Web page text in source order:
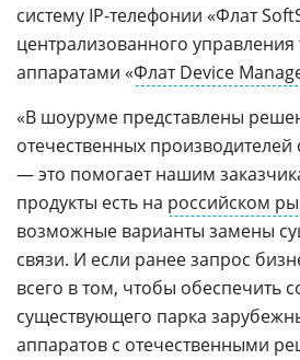
систему IP-телефонии «Флат
централизованного
аппаратами «Флат Device
«В шоуруме представлены
отечественных производителей
— это помогает нашим
продукты есть на российском
возможные варианты замены
связи. И если ранее запрос
всего в том, чтобы обеспечить
существующего парка
аппаратов с отечественными